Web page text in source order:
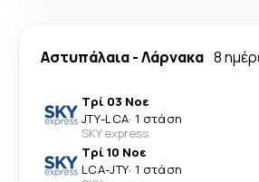
Αστυπάλαια-Λάρνακα 8
Τρί 03 Νοε
JTY-LCA· 1 στάση
SKY express
Τρί 10 Νοε
LCA-JTY· 1 στάση